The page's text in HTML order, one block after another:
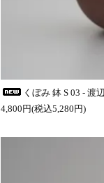
くぼみ 鉢 S 03 - 渡
4,800円(税込5,280円)